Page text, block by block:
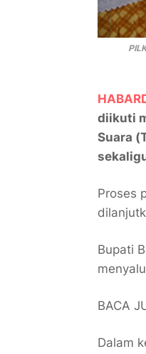
diikuti
Suara
Proses
Bupati
BACA
Dalam